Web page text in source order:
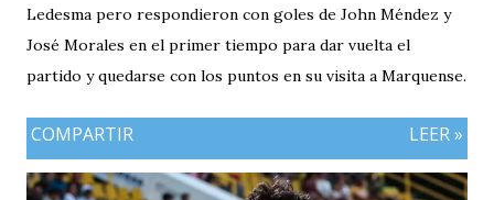
Ledesma pero respondieron con goles de John Méndez y
José Morales en el primer tiempo para dar vuelta el
partido y quedarse con los puntos en su visita a Marquense.
COMPARTIR LEER »